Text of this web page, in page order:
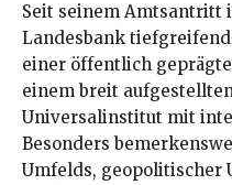
Seit seinem Amtsantritt
Landesbank
einer öffentlich
einem breit
Universalinstitut mit
Besonders
Umfelds, geopolitischer